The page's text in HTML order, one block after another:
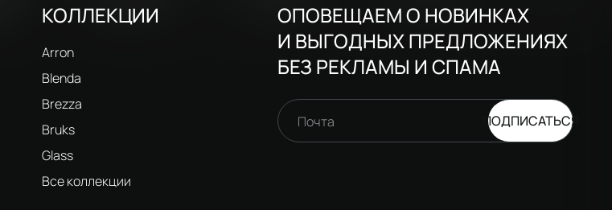
КОЛЛЕКЦИИ
Arron
Blenda
Brezza
Bruks
Glass
Все коллекции
ОПОВЕЩАЕМ О НОВИНКАХ
И ВЫГОДНЫХ ПРЕДЛОЖЕНИЯХ
БЕЗ РЕКЛАМЫ И СПАМА
Почта ПОДПИСАТЬСЯ